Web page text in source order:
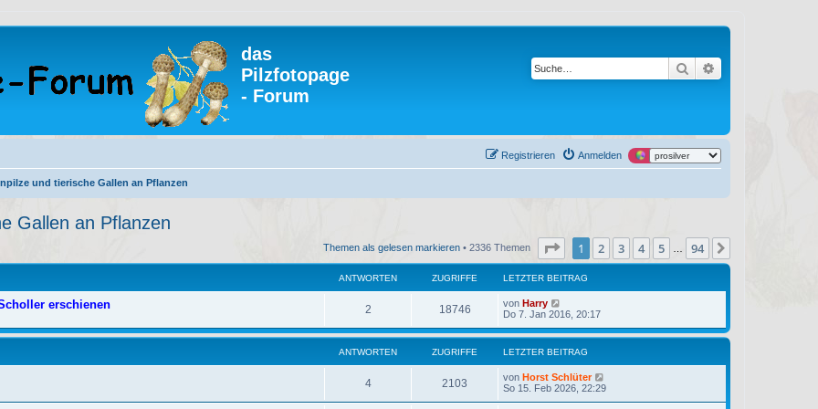
das
Pilzfotopage
- Forum
Suche
Anmelden
Registrieren
und tierische Gallen an Pflanzen
Gallen an Pflanzen
Themen als gelesen markieren • 2336 Themen Seite von94
1 2 3 4 5 94
ANTWORTEN ZUGRIFFE LETZTER BEITRAG
erschienen 2A
n
t
w
o
18746Z
u
g
i
L
e
z
e
r
B
e
i
von Harry
Do 7. Jan 2016, 20:17
ANTWORTEN ZUGRIFFE LETZTER BEITRAG
4A
n
2103
u
L
e
von Horst Schlüter
So 15. Feb 2026, 22:29